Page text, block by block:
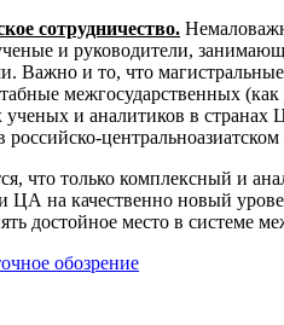
сотрудничество.
и руководители,
Важно и то, что
межгосударственных
и аналитиков в странах
что только комплексный и
на качественно новый
достойное место в системе
обозрение